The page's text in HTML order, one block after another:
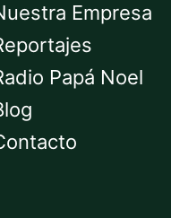
Empresa
Papá Noel